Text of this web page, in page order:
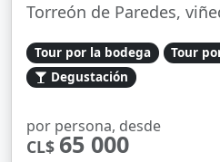
Torreón de Paredes,
Tour por la bodega
Tour
Degustación
por persona, desde
CL$ 65 000